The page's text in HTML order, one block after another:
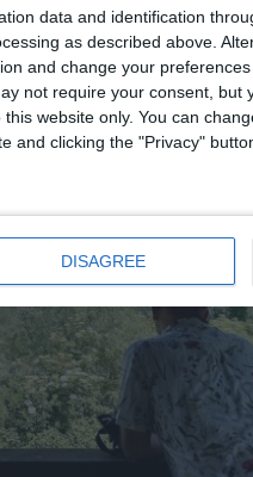
data and identification
as described above.
and change your preferences
not require your consent, but
website only. You can
and clicking the "Privacy"
DISAGREE